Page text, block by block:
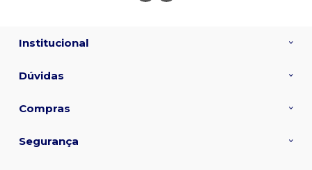
Institucional
Dúvidas
Compras
Segurança